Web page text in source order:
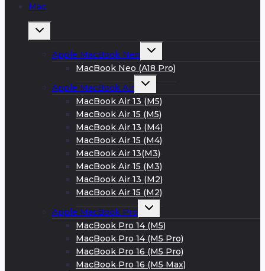
Mac
Развернуть
дочернее
Apple MacBook Neo
Развернуть
дочернее
меню
MacBook Neo (A18 Pro)
Apple MacBook Air
Развернуть
дочернее
меню
MacBook Air 13 (M5)
MacBook Air 15 (M5)
MacBook Air 13 (M4)
MacBook Air 15 (M4)
MacBook Air 13(M3)
MacBook Air 15 (M3)
MacBook Air 13 (M2)
MacBook Air 15 (M2)
Apple MacBook Pro
Развернуть
дочернее
меню
MacBook Pro 14 (M5)
MacBook Pro 14 (M5 Pro)
MacBook Pro 16 (M5 Pro)
MacBook Pro 16 (M5 Max)